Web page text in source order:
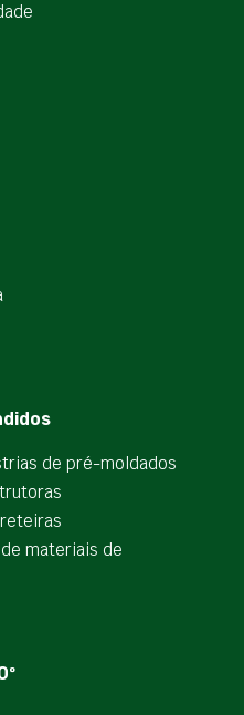
de pré-moldados
materiais de